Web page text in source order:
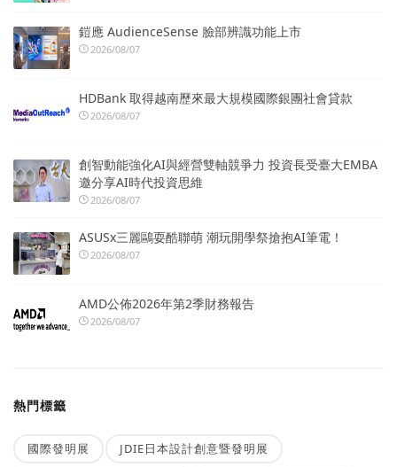
鎧應 AudienceSense 臉部辨識功能上市
2026/08/07
HDBank 取得越南歷來最大規模國際銀團社會貸款
2026/08/07
創智動能強化AI與經營雙軸競爭力 投資長受臺大EMBA
邀分享AI時代投資思維
2026/08/07
ASUSx三麗鷗耍酷聯萌 潮玩開學祭搶抱AI筆電！
2026/08/07
AMD公佈2026年第2季財務報告
2026/08/07
熱門標籤
國際發明展 JDIE日本設計創意暨發明展